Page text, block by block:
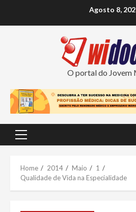
Agosto 8,
O portal do Jovem
Primary
Home 2014 Maio
1
Qualidade de Vida na Especialidade